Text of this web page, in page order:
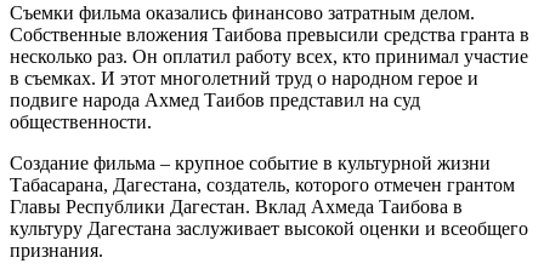
Съемки фильма оказались финансово затратным делом.
Собственные вложения Таибова превысили средства гранта в
несколько раз. Он оплатил работу всех, кто принимал участие
в съемках. И этот многолетний труд о народном герое и
подвиге народа Ахмед Таибов представил на суд
общественности.
Создание фильма – крупное событие в культурной жизни
Табасарана, Дагестана, создатель, которого отмечен грантом
Главы Республики Дагестан. Вклад Ахмеда Таибова в
культуру Дагестана заслуживает высокой оценки и всеобщего
признания.